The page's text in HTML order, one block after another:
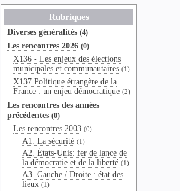
Rubriques
Diverses généralités (4)
Les rencontres 2026 (0)
X136 - Les enjeux des élections
municipales et communautaires (1)
X137 Politique étrangère de la
France : un enjeu démocratique (2)
Les rencontres des années
précédentes (0)
Les rencontres 2003 (0)
A1. La sécurité (1)
A2. États-Unis: fer de lance de
la démocratie et de la liberté (1)
A3. Gauche / Droite : état des
lieux (1)